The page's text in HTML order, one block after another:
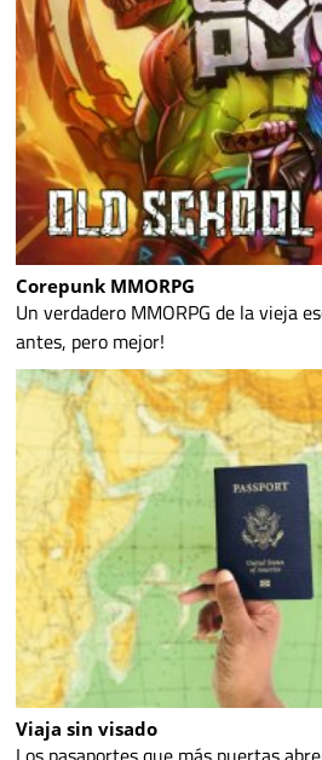
Corepunk MMORPG
Un verdadero MMORPG de la vieja
antes, pero mejor!
Viaja sin visado